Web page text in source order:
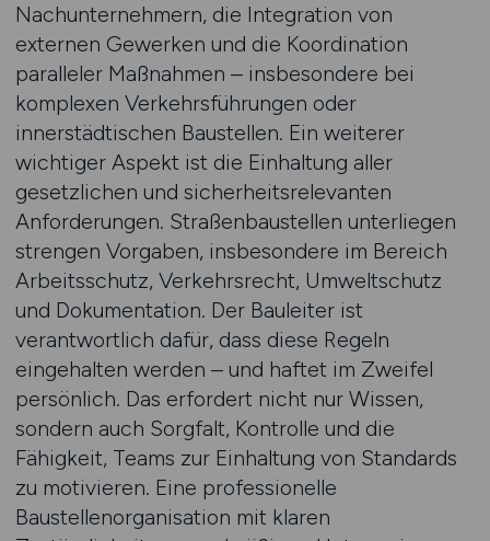
Nachunternehmern, die Integration von
externen Gewerken und die Koordination
paralleler Maßnahmen – insbesondere bei
komplexen Verkehrsführungen oder
innerstädtischen Baustellen. Ein weiterer
wichtiger Aspekt ist die Einhaltung aller
gesetzlichen und sicherheitsrelevanten
Anforderungen. Straßenbaustellen unterliegen
strengen Vorgaben, insbesondere im Bereich
Arbeitsschutz, Verkehrsrecht, Umweltschutz
und Dokumentation. Der Bauleiter ist
verantwortlich dafür, dass diese Regeln
eingehalten werden – und haftet im Zweifel
persönlich. Das erfordert nicht nur Wissen,
sondern auch Sorgfalt, Kontrolle und die
Fähigkeit, Teams zur Einhaltung von Standards
zu motivieren. Eine professionelle
Baustellenorganisation mit klaren